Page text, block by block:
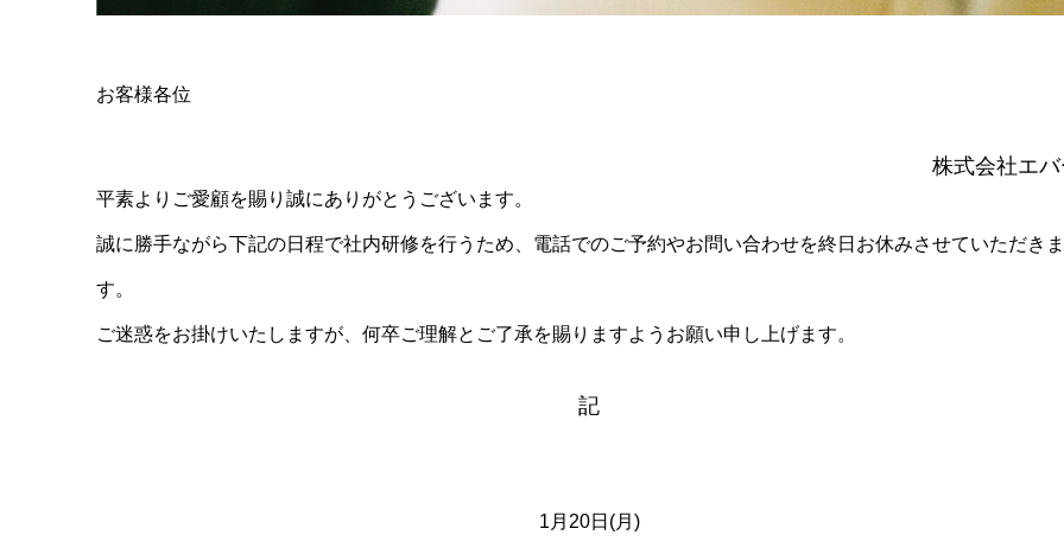
お客様各位
株式会社エ
平素よりご愛顧を賜り誠にありがとうございます。
誠に勝手ながら下記の日程で社内研修を行うため、電話でのご予約やお問い合わせを終日お休みさせていただきま
す。
ご迷惑をお掛けいたしますが、何卒ご理解とご了承を賜りますようお願い申し上げます。
記
1月20日(月)